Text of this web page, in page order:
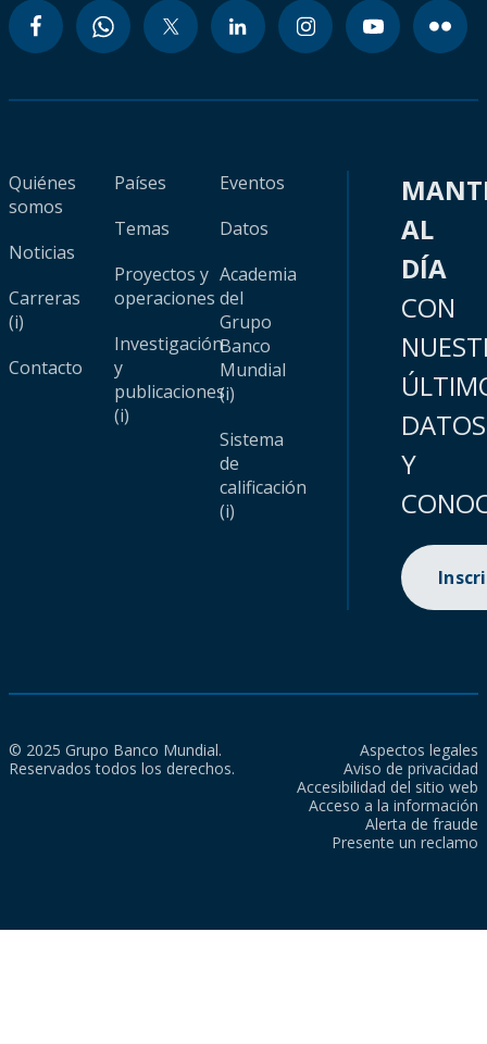
Quiénes
somos
Noticias
Carreras
(i)
Contacto
Países
Temas
Proyectos y
operaciones
Investigación
y
publicaciones
(i)
Eventos
Datos
Academia
del
Grupo
Banco
Mundial
(i)
Sistema
de
calificación
(i)
AL
DÍA
CON
DATOS
Y
© 2025 Grupo Banco Mundial.
Reservados todos los derechos.
Aspectos legales
Aviso de privacidad
Accesibilidad del sitio web
Acceso a la información
Alerta de fraude
Presente un reclamo